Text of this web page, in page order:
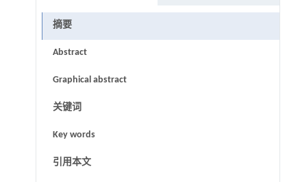
摘要
Abstract
Graphical abstract
关键词
Key words
引用本文